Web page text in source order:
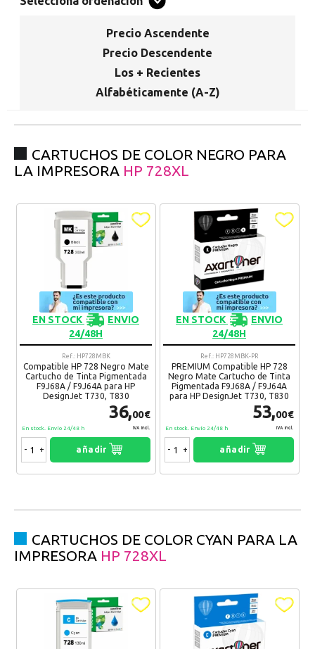
boletin de noticias
Ventajas para miembros
Accede a descuentos exclusivos y ofertas en toda la gama de
consumibles e informática.
Precio Ascendente
Precio Descendente
Los + Recientes
Alfabéticamente (A-Z)
CARTUCHOS DE COLOR NEGRO PARA
LA IMPRESORA HP 728XL
EN STOCK
ENVIO
24/48H
Ref.: HP728MBK
Compatible HP 728 Negro Mate
Cartucho de Tinta Pigmentada
F9J68A / F9J64A para HP
DesignJet T730, T830
36,00€
IVA Incl.
En stock. Envío 24/48 h
- + añadir
EN STOCK
ENVIO
24/48H
Ref.: HP728MBK-PR
PREMIUM Compatible HP 728
Negro Mate Cartucho de Tinta
Pigmentada F9J68A / F9J64A
para HP DesignJet T730, T830
53,00€
IVA Incl.
En stock. Envío 24/48 h
- + añadir
CARTUCHOS DE COLOR CYAN PARA LA
IMPRESORA HP 728XL